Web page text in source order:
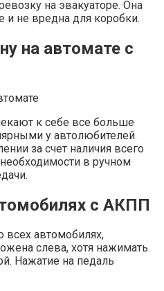
на эвакуаторе. Она
и не вредна для коробки.
на автомате с
к себе все больше
у автолюбителей.
за счет наличия всего
в ручном
с АКПП
всех автомобилях,
слева, хотя нажимать
Нажатие на педаль